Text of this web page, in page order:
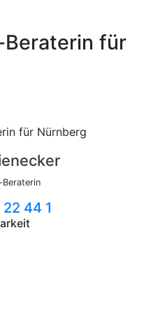
für
44 1